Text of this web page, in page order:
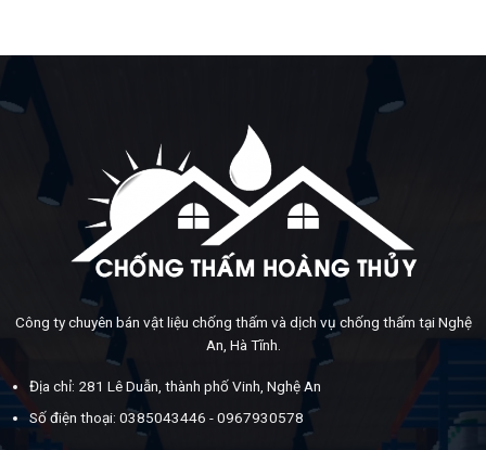
Công ty chuyên bán vật liệu chống thấm và dịch vụ chống thấm tại Nghệ
An, Hà Tĩnh.
Địa chỉ: 281 Lê Duẫn, thành phố Vinh, Nghệ An
Số điện thoại: 0385043446 - 0967930578